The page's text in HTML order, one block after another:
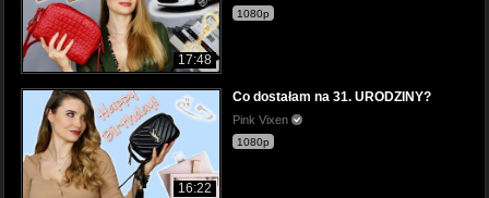
17:48
1080p
16:22
Co dostałam na 31. URODZINY?
Pink Vixen
1080p